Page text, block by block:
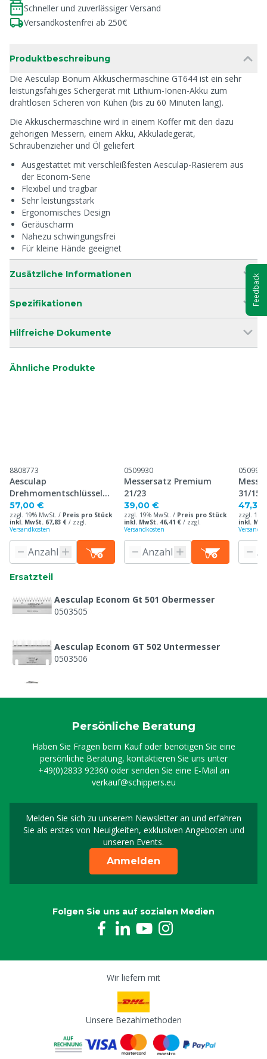
Schneller und zuverlässiger Versand
Versandkostenfrei ab 250€
Produktbeschreibung
Die Aesculap Bonum Akkuschermaschine GT644 ist ein sehr
leistungsfähiges Schergerät mit Lithium-Ionen-Akku zum
drahtlosen Scheren von Kühen (bis zu 60 Minuten lang).
Die Akkuschermaschine wird in einem Koffer mit den dazu
gehörigen Messern, einem Akku, Akkuladegerät,
Schraubenzieher und Öl geliefert
Ausgestattet mit verschleißfesten Aesculap-Rasierern aus
der Econom-Serie
Flexibel und tragbar
Sehr leistungsstark
Ergonomisches Design
Geräuscharm
Nahezu schwingungsfrei
Für kleine Hände geeignet
Zusätzliche Informationen
Spezifikationen
Hilfreiche Dokumente
Ähnliche Produkte
8808773
Aesculap
Drehmomentschlüssel
für Bonum GT644 +
Econom GT474
57,00 €
zzgl. 19% MwSt. / Preis pro Stück
inkl. MwSt. 67,83 € / zzgl.
Versandkosten
0509930
Messersatz Premium
21/23
39,00 €
zzgl. 19% MwSt. / Preis pro Stück
inkl. MwSt. 46,41 € / zzgl.
Versandkosten
0509931
31/15
47,30
zzgl.
inkl.
Ersatzteil
Aesculap Econom Gt 501 Obermesser
0503505
Aesculap Econom GT 502 Untermesser
0503506
Persönliche Beratung
Haben Sie Fragen beim Kauf oder benötigen Sie eine
persönliche Beratung, kontaktieren Sie uns unter
+49(0)2833 92360 oder senden Sie eine E-Mail an
verkauf@schippers.eu
Melden Sie sich zu unserem Newsletter an und erfahren
Sie als erstes von Neuigkeiten, exklusiven Angeboten und
unseren Events.
Melden Sie sich für
Anmelden
Folgen Sie uns auf sozialen Medien
Wir liefern mit
Unsere Bezahlmethoden
Feedback